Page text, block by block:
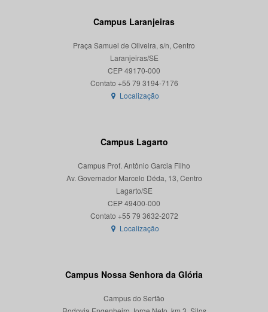
Campus Laranjeiras
Praça Samuel de Oliveira, s/n, Centro
Laranjeiras/SE
CEP 49170-000
Localização
Campus Lagarto
Campus Prof. Antônio Garcia Filho
Av. Governador Marcelo Déda, 13, Centro
Lagarto/SE
CEP 49400-000
Localização
Campus Nossa Senhora da Glória
Campus do Sertão